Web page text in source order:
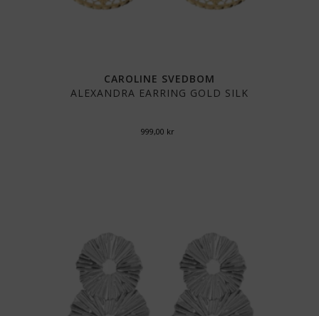
CAROLINE SVEDBOM
ALEXANDRA EARRING GOLD SILK
999,00 kr